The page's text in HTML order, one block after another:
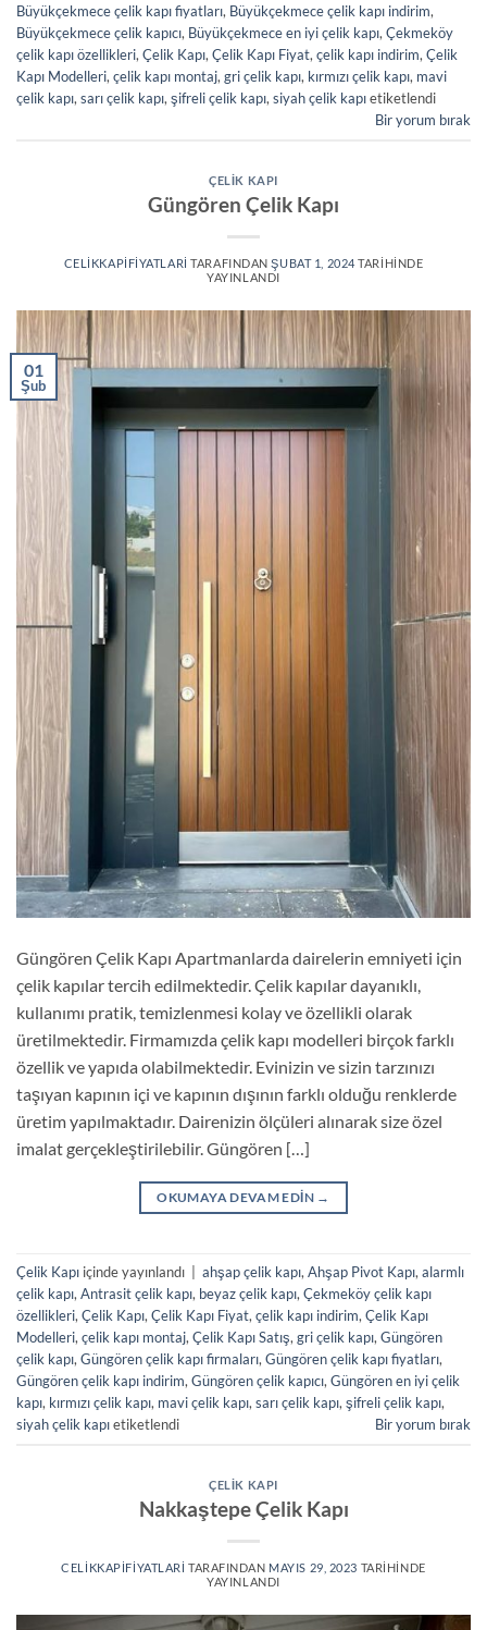
Büyükçekmece çelik kapı fiyatları, Büyükçekmece çelik kapı indirim,
Büyükçekmece çelik kapıcı, Büyükçekmece en iyi çelik kapı, Çekmeköy
çelik kapı özellikleri, Çelik Kapı, Çelik Kapı Fiyat, çelik kapı indirim, Çelik
Kapı Modelleri, çelik kapı montaj, gri çelik kapı, kırmızı çelik kapı, mavi
çelik kapı, sarı çelik kapı, şifreli çelik kapı, siyah çelik kapıetiketlendi
Bir yorum bırak
ÇELIK KAPI
Güngören Çelik Kapı
CELIKKAPIFIYATLARI TARAFINDAN ŞUBAT 1, 2024TARIHINDE
YAYINLANDI
01
Şub
Güngören Çelik Kapı Apartmanlarda dairelerin emniyeti için
çelik kapılar tercih edilmektedir. Çelik kapılar dayanıklı,
kullanımı pratik, temizlenmesi kolay ve özellikli olarak
üretilmektedir. Firmamızda çelik kapı modelleri birçok farklı
özellik ve yapıda olabilmektedir. Evinizin ve sizin tarzınızı
taşıyan kapının içi ve kapının dışının farklı olduğu renklerde
üretim yapılmaktadır. Dairenizin ölçüleri alınarak size özel
imalat gerçekleştirilebilir. Güngören […]
OKUMAYA DEVAM EDIN →
Çelik Kapı içinde yayınlandı ahşap çelik kapı, Ahşap Pivot Kapı, alarmlı
çelik kapı, Antrasit çelik kapı, beyaz çelik kapı, Çekmeköy çelik kapı
özellikleri, Çelik Kapı, Çelik Kapı Fiyat, çelik kapı indirim, Çelik Kapı
Modelleri, çelik kapı montaj, Çelik Kapı Satış, gri çelik kapı, Güngören
çelik kapı, Güngören çelik kapı firmaları, Güngören çelik kapı fiyatları,
Güngören çelik kapı indirim, Güngören çelik kapıcı, Güngören en iyi çelik
kapı, kırmızı çelik kapı, mavi çelik kapı, sarı çelik kapı, şifreli çelik kapı,
siyah çelik kapıetiketlendi Bir yorum bırak
ÇELIK KAPI
Nakkaştepe Çelik Kapı
CELIKKAPIFIYATLARI TARAFINDAN MAYIS 29, 2023 TARIHINDE
YAYINLANDI